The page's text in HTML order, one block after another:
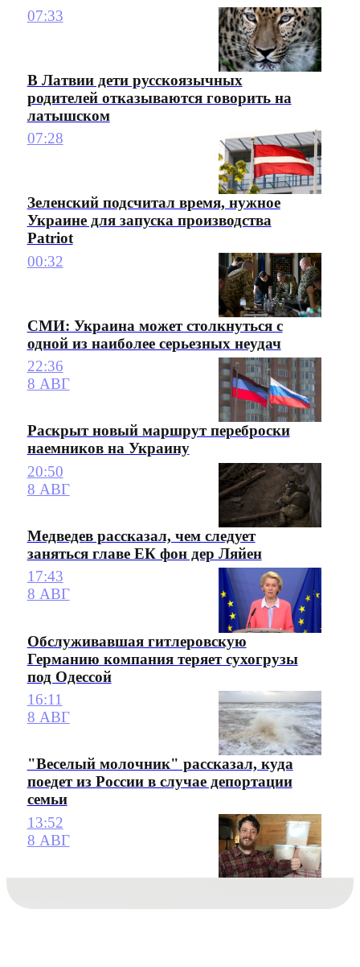
07:33
В Латвии дети русскоязычных
родителей отказываются говорить на
латышском
07:28
Зеленский подсчитал время, нужное
Украине для запуска производства
Patriot
00:32
СМИ: Украина может столкнуться с
одной из наиболее серьезных неудач
22:36
8 АВГ
Раскрыт новый маршрут переброски
наемников на Украину
20:50
8 АВГ
Медведев рассказал, чем следует
заняться главе ЕК фон дер Ляйен
17:43
8 АВГ
Обслуживавшая гитлеровскую
Германию компания теряет сухогрузы
под Одессой
16:11
8 АВГ
"Веселый молочник" рассказал, куда
поедет из России в случае депортации
семьи
13:52
8 АВГ